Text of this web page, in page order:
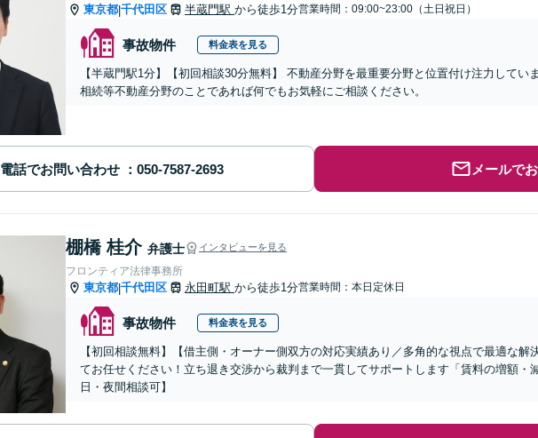
東京都|千代田区 半蔵門駅 から徒歩1分営業時間：09:00~23:00（土日祝日）
事故物件 料金表を見る
【半蔵門駅1分】【初回相談30分無料】 不動産分野を最重要分野と位置付け注力してい
相続等不動産分野のことであれば何でもお気軽にご相談ください。
電話でお問い合わせ メールで
棚橋 桂介 弁護士 インタビューを見る
フロンティア法律事務所
東京都|千代田区 永田町駅 から徒歩1分営業時間：本日定休日
事故物件 料金表を見る
【初回相談無料】【借主側・オーナー側双方の対応実績あり／多角的な視点で最適な解
てお任せください！立ち退き交渉から裁判まで一貫してサポートします「賃料の増額・
日・夜間相談可】